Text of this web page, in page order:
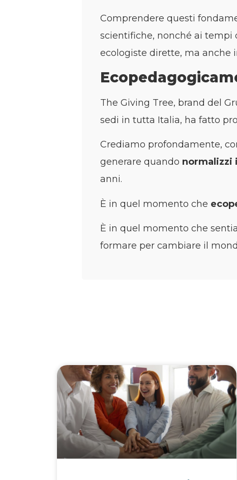
Comprendere questi
scientifiche, nonché ai tempi
ecologiste dirette, ma anche
The Giving Tree, brand del
sedi in tutta Italia, ha fatto
Crediamo profondamente,
generare quando normalizzi
anni.
È in quel momento che
È in quel momento che
formare per cambiare il